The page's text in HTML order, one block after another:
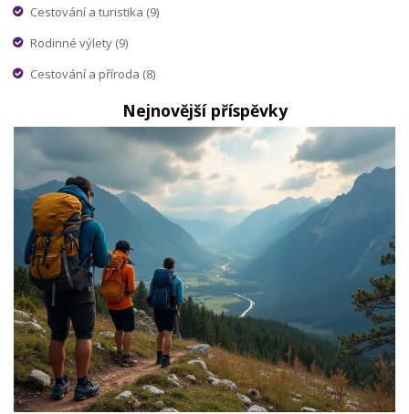
Cestování a turistika (9)
Rodinné výlety (9)
Cestování a příroda (8)
Nejnovější příspěvky